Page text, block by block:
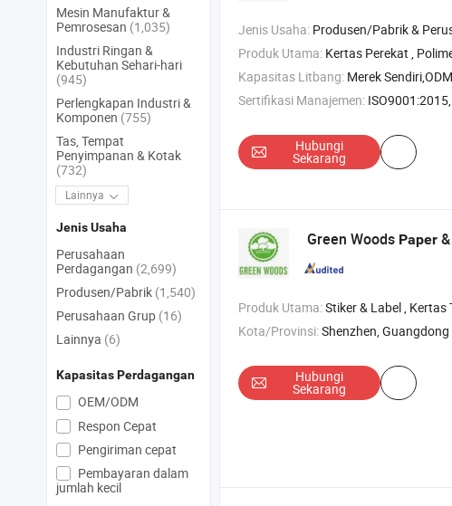
Jenis Usaha: Produsen/Pabrik & Perusahaan
Produk Utama: Kertas Perekat , Polimer Perekat Transparan , Rol Lint , Perangkap Lem ,
Kapasitas Litbang: Merek
Sertifikasi Manajemen: ISO9001:2015, ISO45001:2018,
Hubungi
Sekarang
Green Woods Paper
Produk Utama:Stiker & Label , Kertas Thermal , Kertas Tanpa Karbon , Kertas Berwarna ,
Kota/Provinsi:Shenzhen, Guangdong
Hubungi
Sekarang
Mesin Manufaktur &
Pemrosesan (1,035)
Industri Ringan &
Kebutuhan Sehari-hari
(945)
Perlengkapan Industri &
Komponen (755)
Tas, Tempat
Penyimpanan & Kotak
(732)
Lainnya
Jenis Usaha
Perusahaan
Perdagangan (2,699)
Produsen/Pabrik (1,540)
Perusahaan Grup (16)
Lainnya (6)
Kapasitas Perdagangan
OEM/ODM
Respon Cepat
Pengiriman cepat
Pembayaran dalam
jumlah kecil